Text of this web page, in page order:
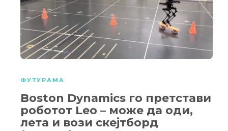
ФУТУРАМА
Boston Dynamics го претстави
роботот Leo – може да оди,
лета и вози скејтборд